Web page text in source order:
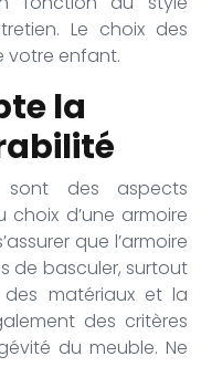
Le choix des
votre enfant.
la
des aspects
d’une armoire
que l’armoire
de basculer, surtout
matériaux et la
des critères
du meuble. Ne